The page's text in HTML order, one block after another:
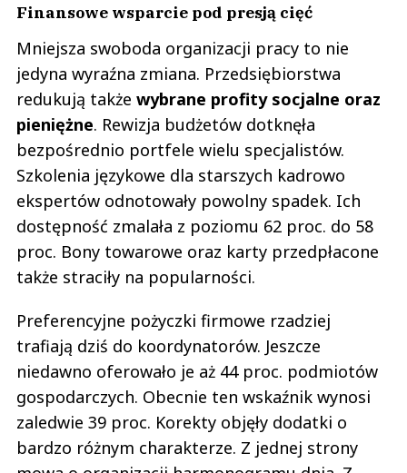
Finansowe wsparcie pod presją cięć
Mniejsza swoboda organizacji pracy to nie
jedyna wyraźna zmiana. Przedsiębiorstwa
redukują także wybrane profity socjalne oraz
pieniężne. Rewizja budżetów dotknęła
bezpośrednio portfele wielu specjalistów.
Szkolenia językowe dla starszych kadrowo
ekspertów odnotowały powolny spadek. Ich
dostępność zmalała z poziomu 62 proc. do 58
proc. Bony towarowe oraz karty przedpłacone
także straciły na popularności.
Preferencyjne pożyczki firmowe rzadziej
trafiają dziś do koordynatorów. Jeszcze
niedawno oferowało je aż 44 proc. podmiotów
gospodarczych. Obecnie ten wskaźnik wynosi
zaledwie 39 proc. Korekty objęły dodatki o
bardzo różnym charakterze. Z jednej strony